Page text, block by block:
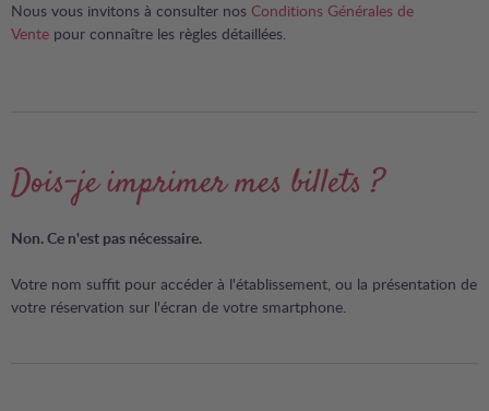
Nous vous invitons à consulter nos Conditions Générales de
Vente pour connaître les règles détaillées.
Dois-je imprimer mes billets ?
Non. Ce n'est pas nécessaire.
Votre nom suffit pour accéder à l'établissement, ou la présentation de
votre réservation sur l'écran de votre smartphone.